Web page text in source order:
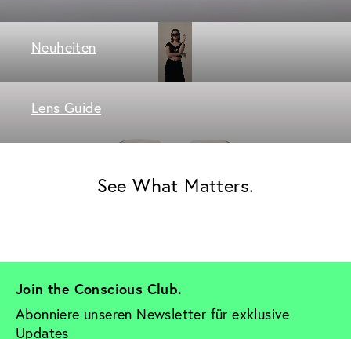
Neuheiten
Lens Guide
See What Matters.
Join the Conscious Club.
Abonniere unseren Newsletter für exklusive
Updates